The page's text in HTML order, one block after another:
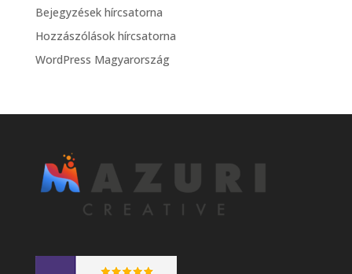
Bejegyzések hírcsatorna
Hozzászólások hírcsatorna
WordPress Magyarország